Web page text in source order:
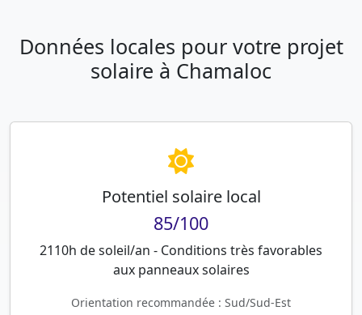
Données locales pour votre projet
solaire à Chamaloc
Potentiel solaire local
85/100
2110h de soleil/an - Conditions très favorables
aux panneaux solaires
Orientation recommandée : Sud/Sud-Est